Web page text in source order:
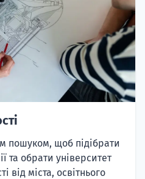
пошуком, щоб підібрати
та обрати університет
від міста, освітнього